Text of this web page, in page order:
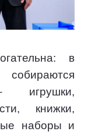
в
игрушки,
книжки,
наборы и